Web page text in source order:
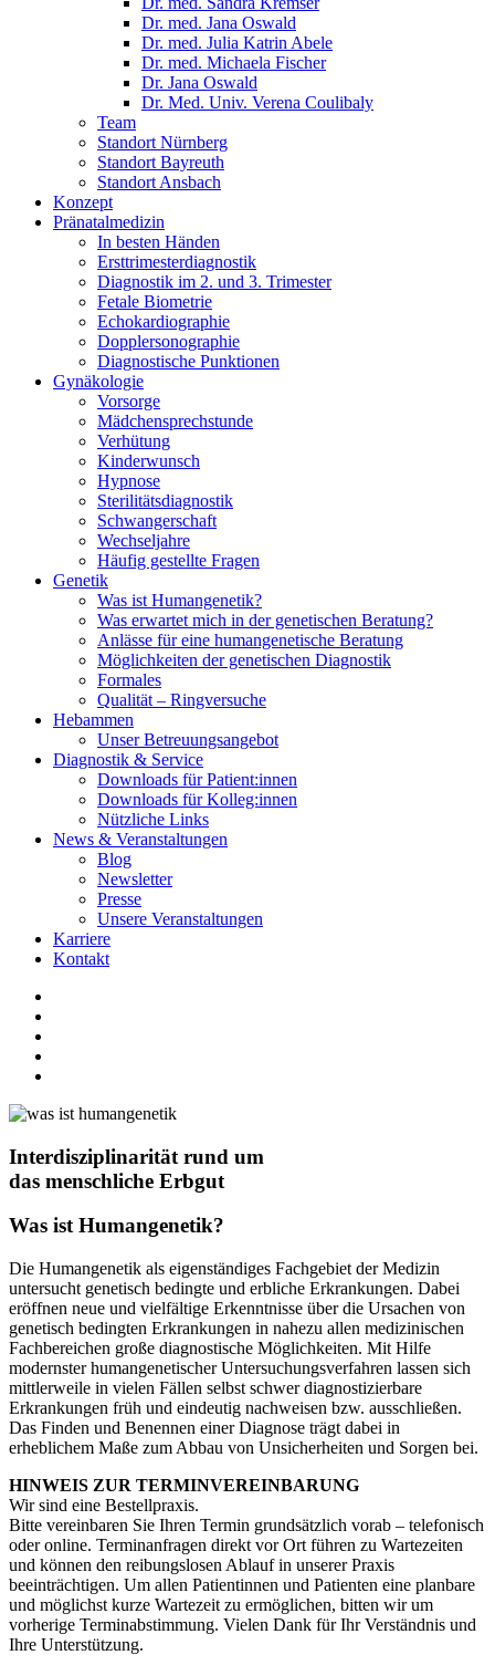
Dr. med. Jana Oswald
Dr. med. Julia Katrin Abele
Dr. med. Michaela Fischer
Dr. Jana Oswald
Dr. Med. Univ. Verena Coulibaly
Team
Standort Nürnberg
Standort Bayreuth
Standort Ansbach
Konzept
Pränatalmedizin
In besten Händen
Ersttrimesterdiagnostik
Diagnostik im 2. und 3. Trimester
Fetale Biometrie
Echokardiographie
Dopplersonographie
Diagnostische Punktionen
Gynäkologie
Vorsorge
Mädchensprechstunde
Verhütung
Kinderwunsch
Hypnose
Sterilitätsdiagnostik
Schwangerschaft
Wechseljahre
Häufig gestellte Fragen
Genetik
Was ist Humangenetik?
Was erwartet mich in der genetischen Beratung?
Anlässe für eine humangenetische Beratung
Möglichkeiten der genetischen Diagnostik
Formales
Qualität – Ringversuche
Hebammen
Unser Betreuungsangebot
Diagnostik & Service
Downloads für Patient:innen
Downloads für Kolleg:innen
Nützliche Links
News & Veranstaltungen
Blog
Newsletter
Presse
Unsere Veranstaltungen
Karriere
Kontakt
Interdisziplinarität rund um
das menschliche Erbgut
Was ist Humangenetik?
Die Humangenetik als eigenständiges Fachgebiet der Medizin
untersucht genetisch bedingte und erbliche Erkrankungen. Dabei
eröffnen neue und vielfältige Erkenntnisse über die Ursachen von
genetisch bedingten Erkrankungen in nahezu allen medizinischen
Fachbereichen große diagnostische Möglichkeiten. Mit Hilfe
modernster humangenetischer Untersuchungsverfahren lassen sich
mittlerweile in vielen Fällen selbst schwer diagnostizierbare
Erkrankungen früh und eindeutig nachweisen bzw. ausschließen.
Das Finden und Benennen einer Diagnose trägt dabei in
erheblichem Maße zum Abbau von Unsicherheiten und Sorgen bei.
HINWEIS ZUR TERMINVEREINBARUNG
Wir sind eine Bestellpraxis.
Bitte vereinbaren Sie Ihren Termin grundsätzlich vorab – telefonisch
oder online. Terminanfragen direkt vor Ort führen zu Wartezeiten
und können den reibungslosen Ablauf in unserer Praxis
beeinträchtigen. Um allen Patientinnen und Patienten eine planbare
und möglichst kurze Wartezeit zu ermöglichen, bitten wir um
vorherige Terminabstimmung. Vielen Dank für Ihr Verständnis und
Ihre Unterstützung.